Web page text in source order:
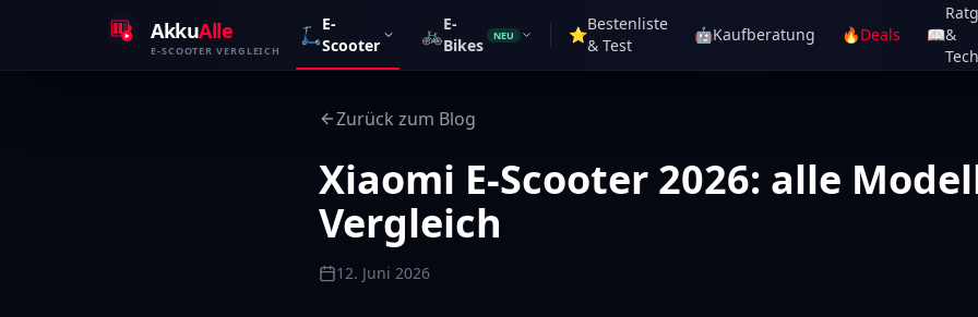
AkkuAlle
E-SCOOTER VERGLEICH
🛴E-
Scooter
🚲E-
Bikes
NEU ⭐
Bestenliste
& Test
🤖Kaufberatung 🔥Deals 📖&
Zurück zum Blog
Xiaomi E-Scooter 2026: alle
Vergleich
12. Juni 2026